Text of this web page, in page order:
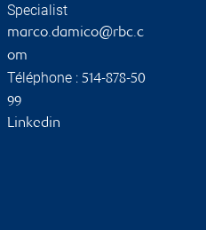
Specialist
marco.damico@rbc.c
om
Téléphone : 514-878-50
99
Linkedin